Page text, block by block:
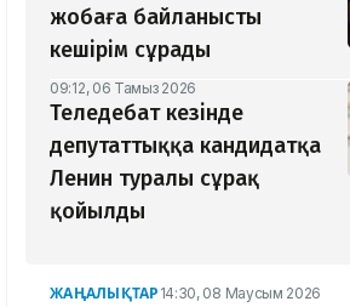
жобаға байланысты
кешірім сұрады
09:12, 06 Тамыз 2026
Теледебат кезінде
депутаттыққа кандидатқа
Ленин туралы сұрақ
қойылды
ЖАҢАЛЫҚТАР 14:30, 08 Маусым 2026